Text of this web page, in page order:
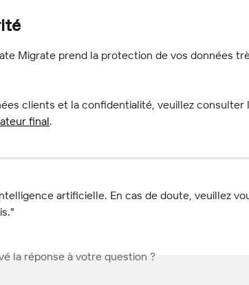
Migrate prend la protection de vos données
clients et la confidentialité, veuillez consulter
final.
artificielle. En cas de doute, veuillez
la réponse à votre question ?